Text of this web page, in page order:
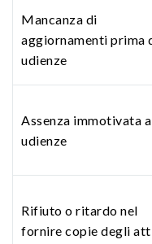
Mancanza di
aggiornamenti prima
udienze
Assenza immotivata
udienze
Rifiuto o ritardo nel
fornire copie degli